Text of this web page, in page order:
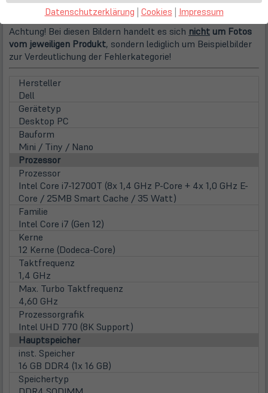
Achtung! Bei diesen Bildern handelt es sich nicht um Fotos
vom jeweiligen Produkt, sondern lediglich um Beispielbilder
zur Verdeutlichung der Fehlerkategorie!
Hersteller
Dell
Gerätetyp
Desktop PC
Bauform
Mini / Tiny / Nano
Prozessor
Prozessor
Intel Core i7-12700T (8x 1,4 GHz P-Core + 4x 1,0 GHz E-
Core / 25MB Smart Cache / 35 Watt)
Familie
Intel Core i7 (Gen 12)
Kerne
12 Kerne (Dodeca-Core)
Taktfrequenz
1,4 GHz
Max. Turbo Taktfrequenz
4,60 GHz
Prozessorgrafik
Intel UHD 770 (8K Support)
Hauptspeicher
inst. Speicher
16 GB DDR4 (1x 16 GB)
Speichertyp
Datenschutzerklärung | Cookies | Impressum